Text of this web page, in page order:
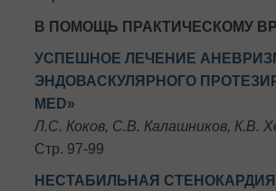
В ПОМОЩЬ ПРАКТИЧЕСКОМУ
УСПЕШНОЕ ЛЕЧЕНИЕ
ЭНДОВАСКУЛЯРНОГО
MED»
Л.С. Коков, С.В. Калашников, К.В.
Стр. 97-99
НЕСТАБИЛЬНАЯ